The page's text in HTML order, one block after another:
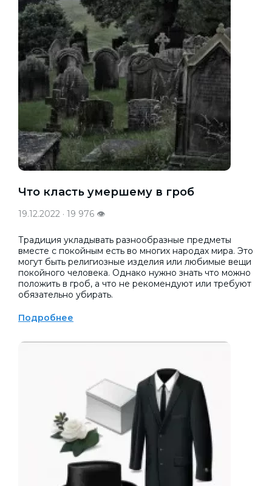
Что класть умершему в гроб
19.12.2022 · 19 976 👁
Традиция укладывать разнообразные предметы
вместе с покойным есть во многих народах мира. Это
могут быть религиозные изделия или любимые вещи
покойного человека. Однако нужно знать что можно
положить в гроб, а что не рекомендуют или требуют
обязательно убирать.
Подробнее